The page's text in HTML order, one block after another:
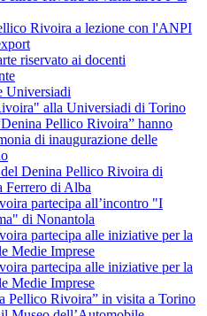
Rivoira a lezione con l'ANPI
riservato ai docenti
Universiadi
alla Universiadi di Torino
Pellico Rivoira” hanno
di inaugurazione delle
Denina Pellico Rivoira di
Ferrero di Alba
partecipa all’incontro "I
di Nonantola
partecipa alle iniziative per la
Medie Imprese
partecipa alle iniziative per la
Medie Imprese
Pellico Rivoira” in visita a Torino